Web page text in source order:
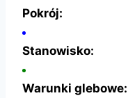
Pokrój:
Stanowisko:
Warunki glebowe: